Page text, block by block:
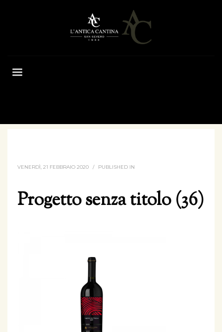
VENERDÌ, 21 FEBBRAIO 2020 / PUBLISHED IN
Progetto senza titolo (36)